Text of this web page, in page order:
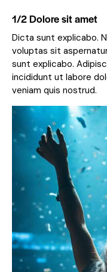
1/2 Dolore sit amet
Dicta sunt explicabo.
voluptas sit
sunt explicabo.
incididunt ut labore
veniam quis nostrud.